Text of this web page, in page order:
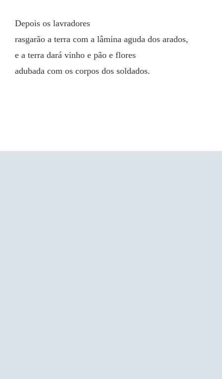
Depois os lavradores
rasgarão a terra com a lâmina aguda dos arados,
e a terra dará vinho e pão e flores
adubada com os corpos dos soldados.